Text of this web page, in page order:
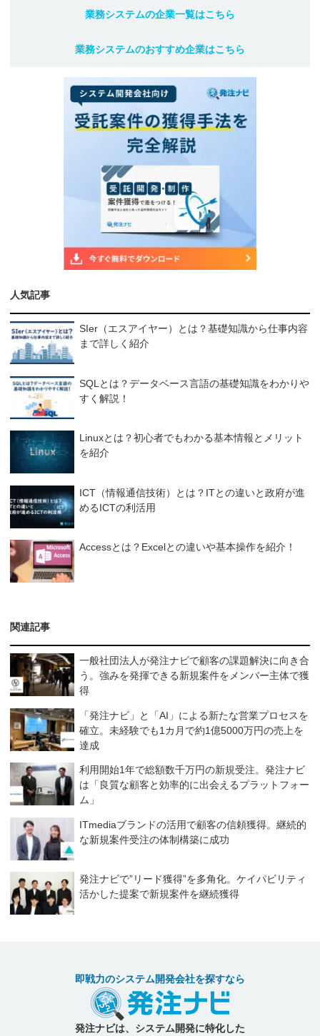
業務システムの企業一覧はこちら
業務システムのおすすめ企業はこちら
人気記事
SIer（エスアイヤー）とは？基礎知識から仕事内容
まで詳しく紹介
SQLとは？データベース言語の基礎知識をわかりや
すく解説！
Linuxとは？初心者でもわかる基本情報とメリット
を紹介
ICT（情報通信技術）とは？ITとの違いと政府が進
めるICTの利活用
Accessとは？Excelとの違いや基本操作を紹介！
関連記事
一般社団法人が発注ナビで顧客の課題解決に向き合
う。強みを発揮できる新規案件をメンバー主体で獲
得
「発注ナビ」と「AI」による新たな営業プロセスを
確立。未経験でも1カ月で約1億5000万円の売上を
達成
利用開始1年で総額数千万円の新規受注。発注ナビ
は「良質な顧客と効率的に出会えるプラットフォー
ム」
ITmediaブランドの活用で顧客の信頼獲得。継続的
な新規案件受注の体制構築に成功
発注ナビで”リード獲得”を多角化。ケイパビリティ
活かした提案で新規案件を継続獲得
即戦力のシステム開発会社を探すなら
発注ナビは、システム開発に特化した